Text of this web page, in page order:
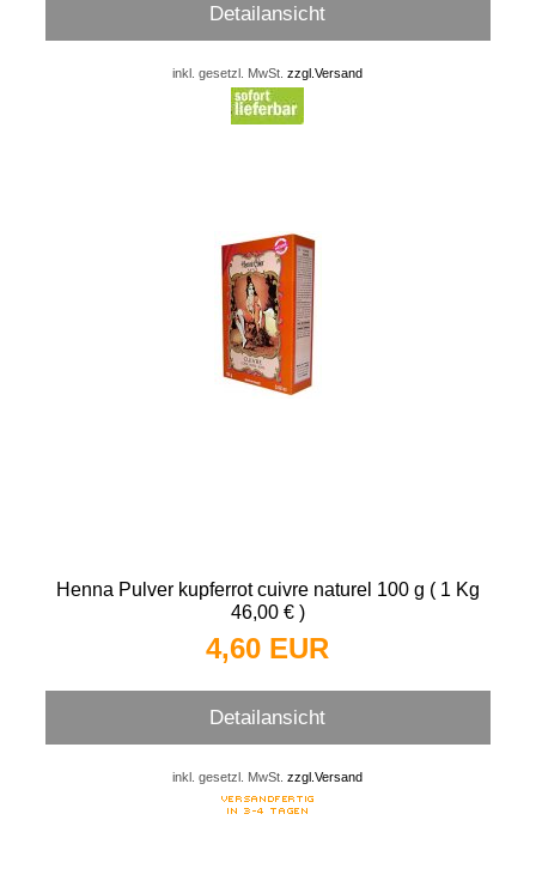
Detailansicht
inkl. gesetzl. MwSt.zzgl.Versand
Henna Pulver kupferrot cuivre naturel 100 g ( 1 Kg
46,00 € )
4,60 EUR
Detailansicht
inkl. gesetzl. MwSt.zzgl.Versand